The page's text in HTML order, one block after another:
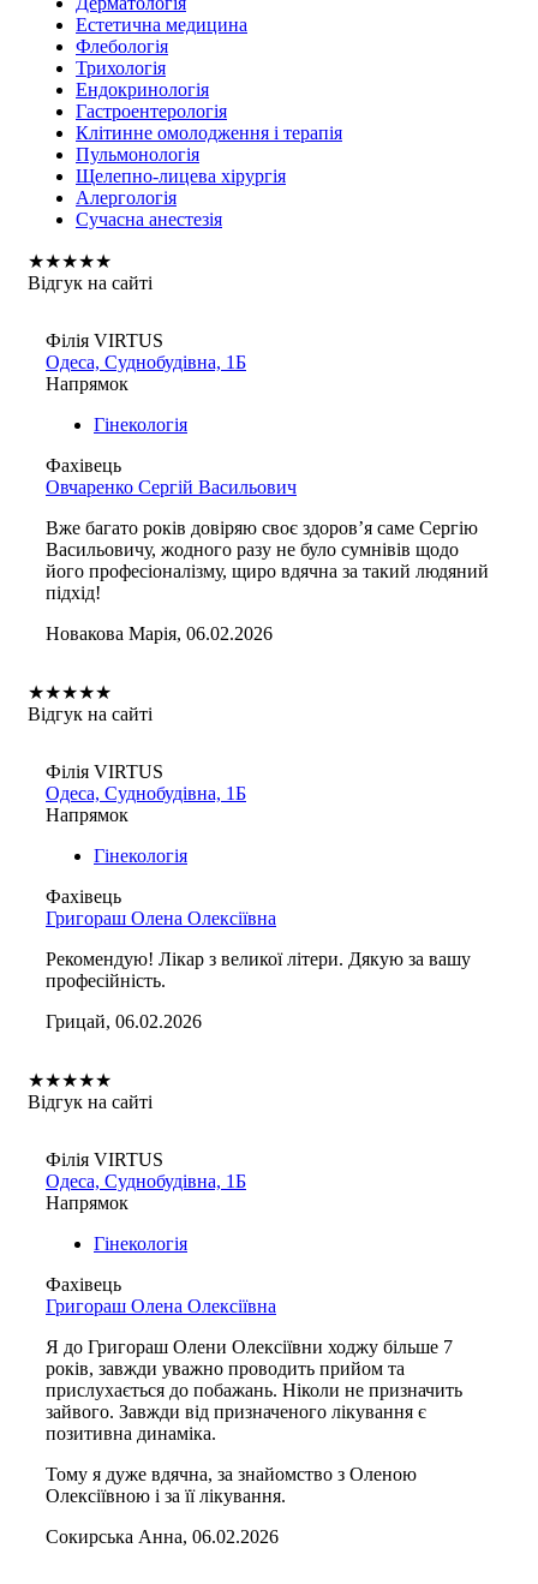
Естетична медицина
Флебологія
Трихологія
Ендокринологія
Гастроентерологія
Клітинне омолодження і терапія
Пульмонологія
Щелепно-лицева хірургія
Алергологія
Сучасна анестезія
★★★★★
Відгук на сайті
Філія VIRTUS
Одеса, Суднобудівна, 1Б
Напрямок
Гінекологія
Фахівець
Овчаренко Сергій Васильович
Вже багато років довіряю своє здоров’я саме Сергію
Васильовичу, жодного разу не було сумнівів щодо
його професіоналізму, щиро вдячна за такий людяний
підхід!
Новакова Марія, 06.02.2026
★★★★★
Відгук на сайті
Філія VIRTUS
Одеса, Суднобудівна, 1Б
Напрямок
Гінекологія
Фахівець
Григораш Олена Олексіївна
Рекомендую! Лікар з великої літери. Дякую за вашу
професійність.
Грицай, 06.02.2026
★★★★★
Відгук на сайті
Філія VIRTUS
Одеса, Суднобудівна, 1Б
Напрямок
Гінекологія
Фахівець
Григораш Олена Олексіївна
Я до Григораш Олени Олексіївни ходжу більше 7
років, завжди уважно проводить прийом та
прислухається до побажань. Ніколи не призначить
зайвого. Завжди від призначеного лікування є
позитивна динаміка.
Тому я дуже вдячна, за знайомство з Оленою
Олексіївною і за її лікування.
Сокирська Анна, 06.02.2026